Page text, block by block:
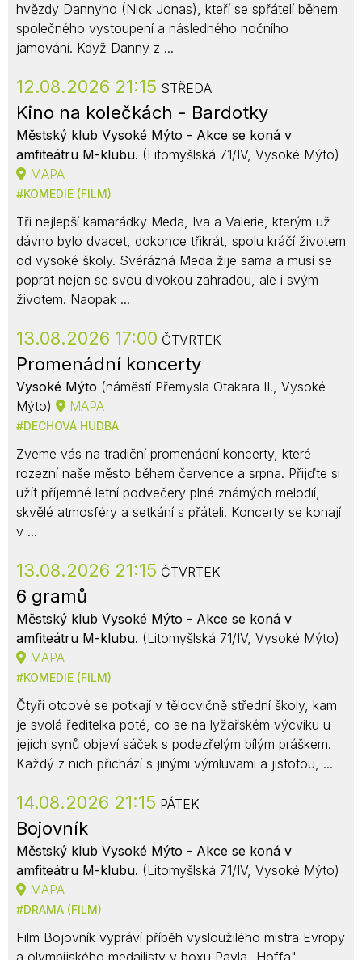
hvězdy Dannyho (Nick Jonas), kteří se spřátelí během
společného vystoupení a následného nočního
jamování. Když Danny z ...
12.08.2026 21:15 STŘEDA
Kino na kolečkách - Bardotky
Městský klub Vysoké Mýto - Akce se koná v
amfiteátru M-klubu. (Litomyšlská 71/IV, Vysoké Mýto)
MAPA
KOMEDIE (FILM)
Tři nejlepší kamarádky Meda, Iva a Valerie, kterým už
dávno bylo dvacet, dokonce třikrát, spolu kráčí životem
od vysoké školy. Svérázná Meda žije sama a musí se
poprat nejen se svou divokou zahradou, ale i svým
životem. Naopak ...
13.08.2026 17:00 ČTVRTEK
Promenádní koncerty
Vysoké Mýto (náměstí Přemysla Otakara II., Vysoké
Mýto)
MAPA
DECHOVÁ HUDBA
Zveme vás na tradiční promenádní koncerty, které
rozezní naše město během července a srpna. Přijďte si
užít příjemné letní podvečery plné známých melodií,
skvělé atmosféry a setkání s přáteli. Koncerty se konají
v ...
13.08.2026 21:15 ČTVRTEK
6 gramů
Městský klub Vysoké Mýto - Akce se koná v
amfiteátru M-klubu. (Litomyšlská 71/IV, Vysoké Mýto)
MAPA
KOMEDIE (FILM)
Čtyři otcové se potkají v tělocvičně střední školy, kam
je svolá ředitelka poté, co se na lyžařském výcviku u
jejich synů objeví sáček s podezřelým bílým práškem.
Každý z nich přichází s jinými výmluvami a jistotou, ...
14.08.2026 21:15 PÁTEK
Bojovník
Městský klub Vysoké Mýto - Akce se koná v
amfiteátru M-klubu. (Litomyšlská 71/IV, Vysoké Mýto)
MAPA
DRAMA (FILM)
Film Bojovník vypráví příběh vysloužilého mistra Evropy
a olympijského medailisty v boxu Pavla „Hoffa"